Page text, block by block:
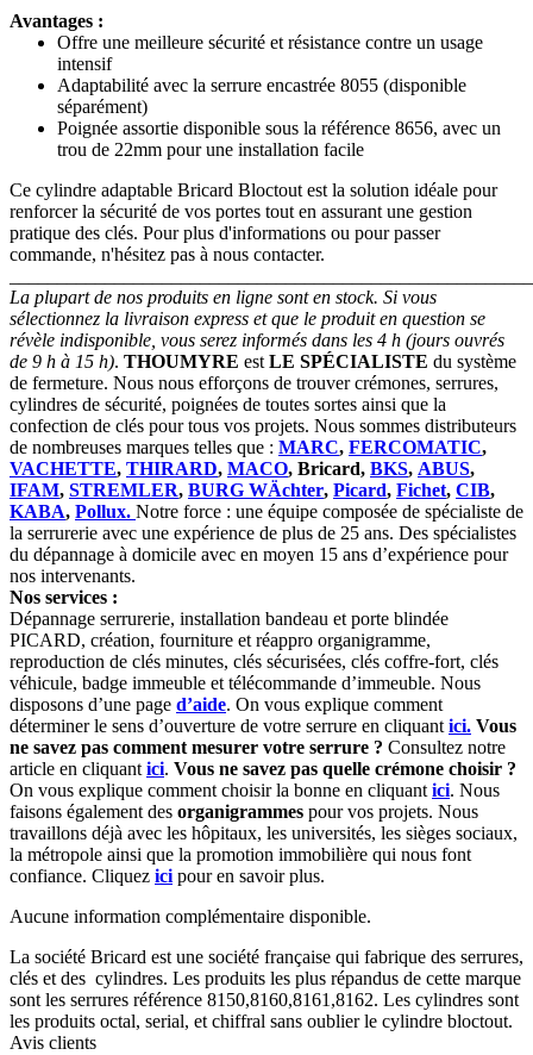
Avantages :
Offre une meilleure sécurité et résistance contre un usage
intensif
Adaptabilité avec la serrure encastrée 8055 (disponible
séparément)
Poignée assortie disponible sous la référence 8656, avec un
trou de 22mm pour une installation facile
Ce cylindre adaptable Bricard Bloctout est la solution idéale pour
renforcer la sécurité de vos portes tout en assurant une gestion
pratique des clés. Pour plus d'informations ou pour passer
commande, n'hésitez pas à nous contacter.
La plupart de nos produits en ligne sont en stock. Si vous
sélectionnez la livraison express et que le produit en question se
révèle indisponible, vous serez informés dans les 4 h (jours ouvrés
de 9 h à 15 h). THOUMYRE est LE SPÉCIALISTE du système
de fermeture. Nous nous efforçons de trouver crémones, serrures,
cylindres de sécurité, poignées de toutes sortes ainsi que la
confection de clés pour tous vos projets. Nous sommes distributeurs
de nombreuses marques telles que : MARC, FERCOMATIC,
VACHETTE, THIRARD, MACO, Bricard, BKS, ABUS,
IFAM, STREMLER, BURG WÄchter, Picard, Fichet, CIB,
KABA, Pollux. Notre force : une équipe composée de spécialiste de
la serrurerie avec une expérience de plus de 25 ans. Des spécialistes
du dépannage à domicile avec en moyen 15 ans d’expérience pour
nos intervenants.
Nos services :
Dépannage serrurerie, installation bandeau et porte blindée
PICARD, création, fourniture et réappro organigramme,
reproduction de clés minutes, clés sécurisées, clés coffre-fort, clés
véhicule, badge immeuble et télécommande d’immeuble. Nous
disposons d’une page d’aide. On vous explique comment
déterminer le sens d’ouverture de votre serrure en cliquant ici. Vous
ne savez pas comment mesurer votre serrure ? Consultez notre
article en cliquant ici. Vous ne savez pas quelle crémone choisir ?
On vous explique comment choisir la bonne en cliquant ici. Nous
faisons également des organigrammes pour vos projets. Nous
travaillons déjà avec les hôpitaux, les universités, les sièges sociaux,
la métropole ainsi que la promotion immobilière qui nous font
confiance. Cliquez ici pour en savoir plus.
Aucune information complémentaire disponible.
La société Bricard est une société française qui fabrique des serrures,
clés et des cylindres. Les produits les plus répandus de cette marque
sont les serrures référence 8150,8160,8161,8162. Les cylindres sont
les produits octal, serial, et chiffral sans oublier le cylindre bloctout.
Avis clients